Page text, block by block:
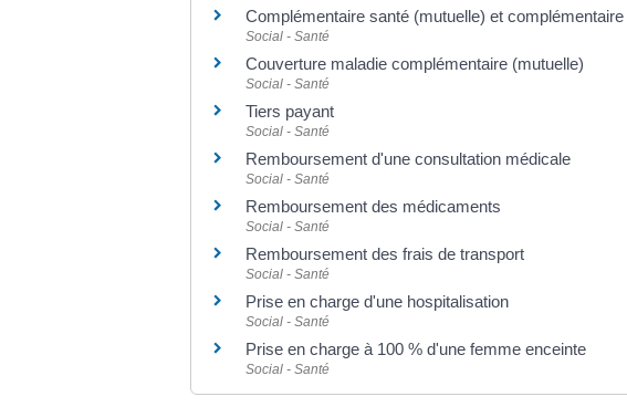
Complémentaire santé (mutuelle) et
Social - Santé
Couverture maladie complémentaire (mutuelle)
Social - Santé
Tiers payant
Social - Santé
Remboursement d'une consultation médicale
Social - Santé
Remboursement des médicaments
Social - Santé
Remboursement des frais de transport
Social - Santé
Prise en charge d'une hospitalisation
Social - Santé
Prise en charge à 100 % d'une femme enceinte
Social - Santé